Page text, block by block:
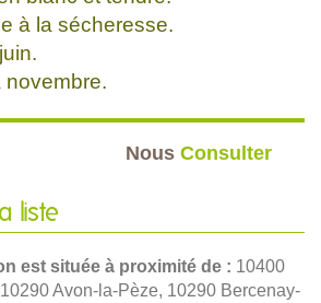
à la sécheresse.
novembre.
Nous Consulter
liste
est située à proximité de : 10400
Avon-la-Pèze, 10290 Bercenay-